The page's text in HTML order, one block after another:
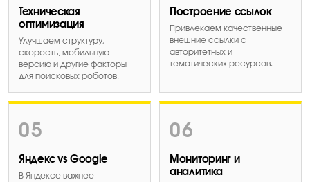
Техническая
оптимизация
Улучшаем структуру,
скорость, мобильную
версию и другие факторы
для поисковых роботов.
Построение ссылок
Привлекаем качественные
внешние ссылки с
авторитетных и
тематических ресурсов.
05
Яндекс vs Google
В Яндексе важнее
06
Мониторинг и
аналитика